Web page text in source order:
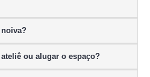
noiva?
ou alugar o espaço?